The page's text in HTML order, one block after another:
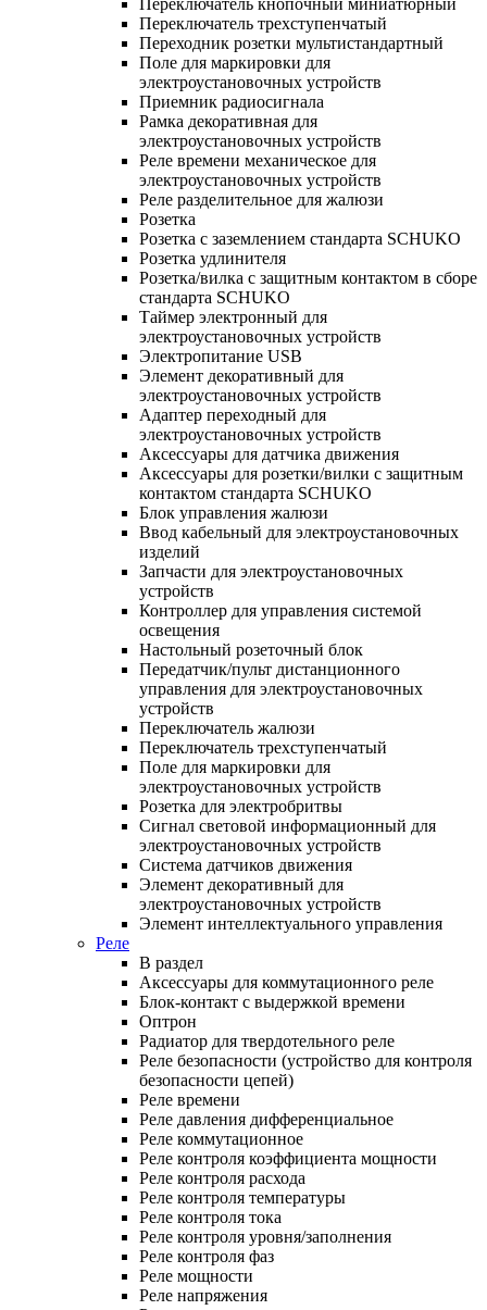
Переключатель трехступенчатый
Переходник розетки мультистандартный
Поле для маркировки для
электроустановочных устройств
Приемник радиосигнала
Рамка декоративная для
электроустановочных устройств
Реле времени механическое для
электроустановочных устройств
Реле разделительное для жалюзи
Розетка
Розетка с заземлением стандарта SCHUKO
Розетка удлинителя
Розетка/вилка с защитным контактом в сборе
стандарта SCHUKO
Таймер электронный для
электроустановочных устройств
Электропитание USB
Элемент декоративный для
электроустановочных устройств
Адаптер переходный для
электроустановочных устройств
Аксессуары для датчика движения
Аксессуары для розетки/вилки с защитным
контактом стандарта SCHUKO
Блок управления жалюзи
Ввод кабельный для электроустановочных
изделий
Запчасти для электроустановочных
устройств
Контроллер для управления системой
освещения
Настольный розеточный блок
Передатчик/пульт дистанционного
управления для электроустановочных
устройств
Переключатель жалюзи
Переключатель трехступенчатый
Поле для маркировки для
электроустановочных устройств
Розетка для электробритвы
Сигнал световой информационный для
электроустановочных устройств
Система датчиков движения
Элемент декоративный для
электроустановочных устройств
Элемент интеллектуального управления
Реле
В раздел
Аксессуары для коммутационного реле
Блок-контакт с выдержкой времени
Оптрон
Радиатор для твердотельного реле
Реле безопасности (устройство для контроля
безопасности цепей)
Реле времени
Реле давления дифференциальное
Реле коммутационное
Реле контроля коэффициента мощности
Реле контроля расхода
Реле контроля температуры
Реле контроля тока
Реле контроля уровня/заполнения
Реле контроля фаз
Реле мощности
Реле напряжения